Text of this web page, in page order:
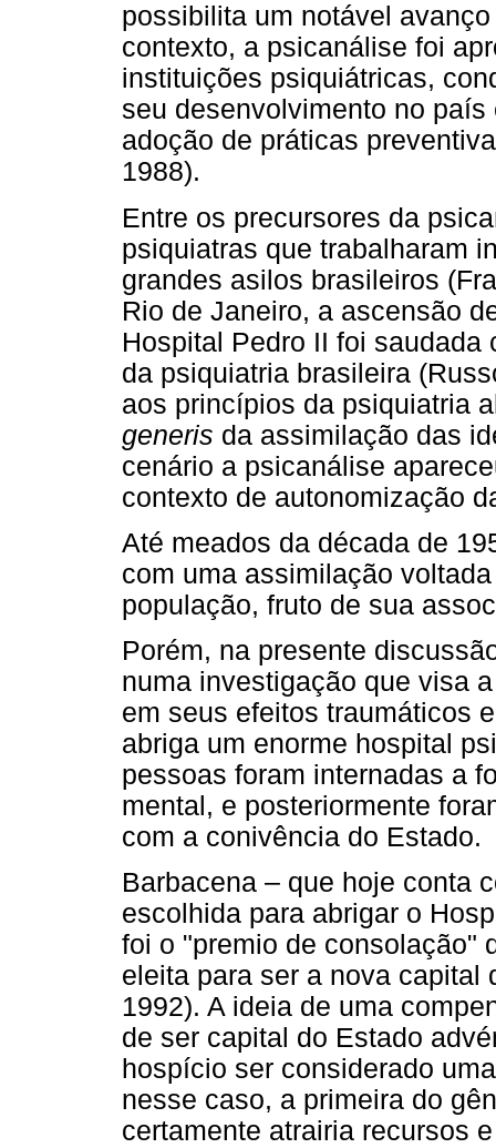
possibilita um notável
contexto, a psicanálise foi
instituições psiquiátricas,
seu desenvolvimento no
adoção de práticas
1988).
Entre os precursores da
psiquiatras que trabalharam
grandes asilos brasileiros
Rio de Janeiro, a ascensão
Hospital Pedro II foi
da psiquiatria brasileira
aos princípios da psiquiatria
generis da assimilação das
cenário a psicanálise
contexto de autonomização
Até meados da década de
com uma assimilação
população, fruto de sua
Porém, na presente
numa investigação que visa
em seus efeitos traumáticos
abriga um enorme hospital
pessoas foram internadas a
mental, e posteriormente
com a conivência do Estado.
Barbacena – que hoje conta
escolhida para abrigar o
foi o "premio de consolação"
eleita para ser a nova capital
1992). A ideia de uma
de ser capital do Estado
hospício ser considerado
nesse caso, a primeira do
certamente atrairia recursos